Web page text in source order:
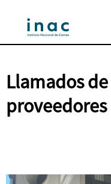
Llamados
proveedores